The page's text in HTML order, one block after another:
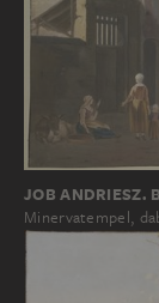
JOB ANDRIESZ.
Minervatempel,